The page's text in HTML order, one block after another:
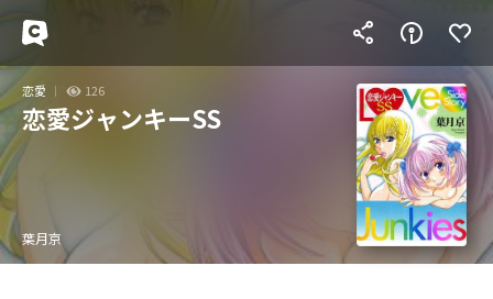
恋愛 126
恋愛ジャンキーSS
葉月京